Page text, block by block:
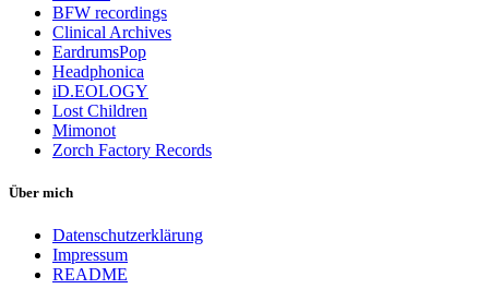
BFW recordings
Clinical Archives
EardrumsPop
Headphonica
iD.EOLOGY
Lost Children
Mimonot
Zorch Factory Records
Über mich
Datenschutzerklärung
Impressum
README